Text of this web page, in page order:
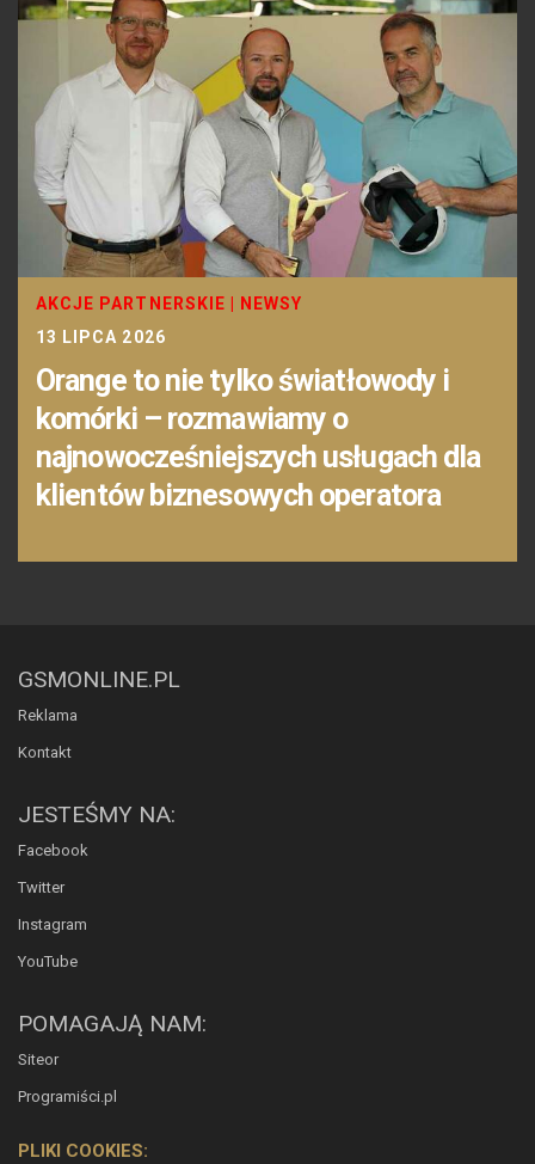
AKCJE PARTNERSKIE
NEWSY
13 LIPCA 2026
Orange to nie tylko światłowody i
komórki – rozmawiamy o
najnowocześniejszych usługach dla
klientów biznesowych operatora
GSMONLINE.PL
Reklama
Kontakt
JESTEŚMY NA:
Facebook
Twitter
Instagram
YouTube
POMAGAJĄ NAM:
Siteor
Programiści.pl
PLIKI COOKIES: